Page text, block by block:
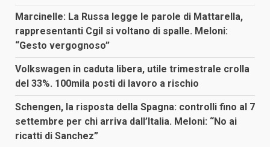
Marcinelle: La Russa legge le parole di Mattarella,
rappresentanti Cgil si voltano di spalle. Meloni:
“Gesto vergognoso”
Volkswagen in caduta libera, utile trimestrale crolla
del 33%. 100mila posti di lavoro a rischio
Schengen, la risposta della Spagna: controlli fino al 7
settembre per chi arriva dall’Italia. Meloni: “No ai
ricatti di Sanchez”